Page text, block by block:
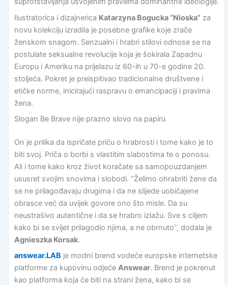
Ilustratorica i dizajnerica Katarzyna Bogucka “Nioska”za
novu kolekciju izradila je posebne grafike koje zrače
ženskom snagom. Senzualni i hrabri stilovi odnose se na
postulate seksualne revolucije koja je šokirala Zapadnu
Europu i Ameriku na prijelazu iz 60-ih u 70-e godine 20.
stoljeća. Pokret je preispitivao tradicionalne društvene i
etičke norme, inicirajući raspravu o emancipaciji i pravima
žena.
Slogan Be Brave nije prazno slovo na papiru
On je prilika da ispričate priču o hrabrosti i tome kako je to
biti svoj. Priča o borbi s vlastitim slabostima te o ponosu.
Ali i tome kako kroz život koračate sa samopouzdanjem
ususret svojim snovima i slobodi. “Želimo ohrabriti žene da
se ne prilagođavaju drugima i da ne slijede uobičajene
obrasce već da uvijek govore ono što misle. Da su
neustrašivo autentične i da se hrabro izlažu. Sve s ciljem
kako bi se svijet prilagodio njima, a ne obrnuto”, dodala je
Agnieszka Korsak.
answear.LAB je modni brend vodeće europske internetske
platforme za kupovinu odjeće Answear. Brend je pokrenut
kao platforma koja će biti na strani žena, kako bi se